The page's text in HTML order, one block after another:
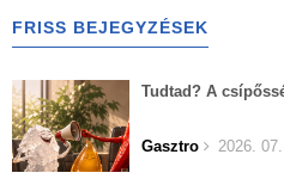
FRISS BEJEGYZÉSEK
Tudtad? A
Gasztro 2026. 07.